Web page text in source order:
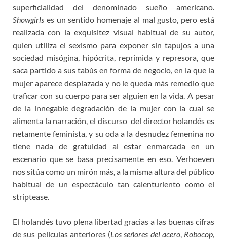
superficialidad del denominado sueño americano.
Showgirls es un sentido homenaje al mal gusto, pero está
realizada con la exquisitez visual habitual de su autor,
quien utiliza el sexismo para exponer sin tapujos a una
sociedad misógina, hipócrita, reprimida y represora, que
saca partido a sus tabús en forma de negocio, en la que la
mujer aparece desplazada y no le queda más remedio que
traficar con su cuerpo para ser alguien en la vida. A pesar
de la innegable degradación de la mujer con la cual se
alimenta la narración, el discurso del director holandés es
netamente feminista, y su oda a la desnudez femenina no
tiene nada de gratuidad al estar enmarcada en un
escenario que se basa precisamente en eso. Verhoeven
nos sitúa como un mirón más, a la misma altura del público
habitual de un espectáculo tan calenturiento como el
striptease.
El holandés tuvo plena libertad gracias a las buenas cifras
de sus películas anteriores (Los señores del acero, Robocop,